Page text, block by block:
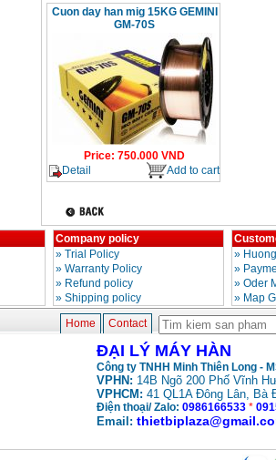
Cuon day han mig 15KG GEMINI
GM-70S
Price: 750.000 VND
Detail
Add to cart
Company policy
» Trial Policy
» Warranty Policy
» Refund policy
» Shipping policy
»
»
» Oder
» Map
Home Contact
ĐẠI LÝ MÁY HÀN
Công ty TNHH Minh Thiên Long -
VPHN: 14B Ngõ 200 Phố Vĩnh
VPHCM: 41 QL1A Đông Lân, Bà
Điện thoại/ Zalo: 0986166533 *
Email: